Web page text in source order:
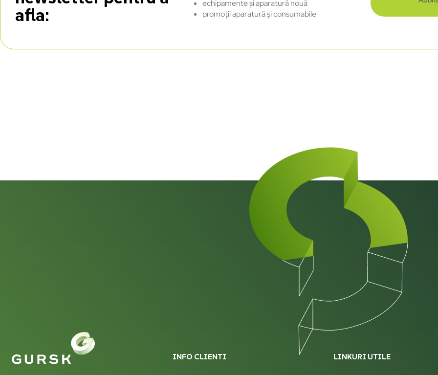
afla:
echipamente și aparatură nouă
promoții aparatură și consumabile
INFO CLIENTI LINKURI UTILE